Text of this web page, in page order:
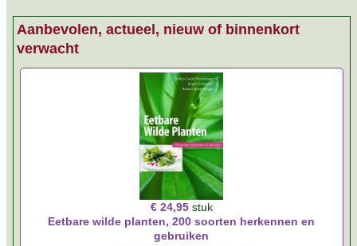
Aanbevolen, actueel, nieuw of binnenkort
verwacht
€ 24,95 stuk
Eetbare wilde planten, 200 soorten herkennen en
gebruiken